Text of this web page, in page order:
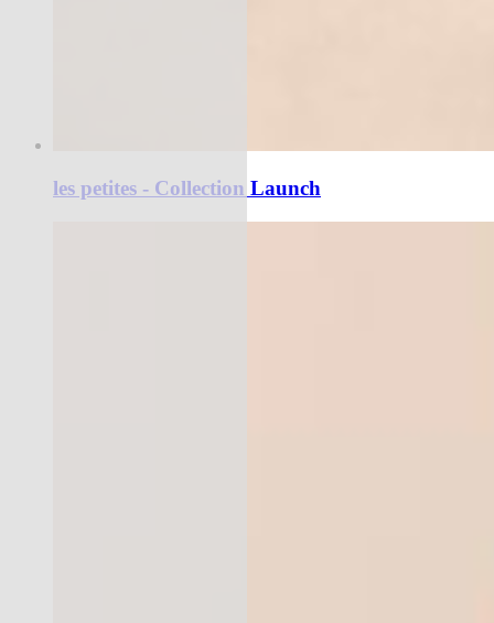
les petites - Collection Launch